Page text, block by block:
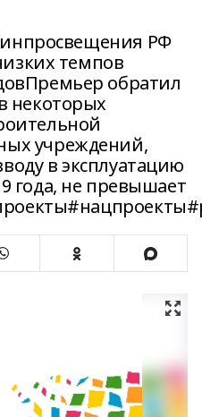
РФ
темпов
обратил
некоторых
учреждений,
в эксплуатацию
года, не превышает